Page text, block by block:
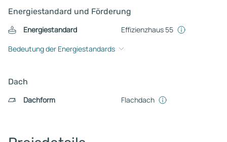
Energiestandard und Förderung
Energiestandard
Effizienzhaus 55
Bedeutung der Energiestandards
Dach
Dachform
Flachdach